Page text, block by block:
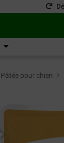
Pâtée pour chien